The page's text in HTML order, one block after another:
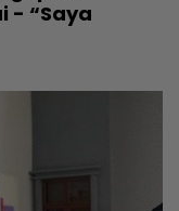
- “Saya